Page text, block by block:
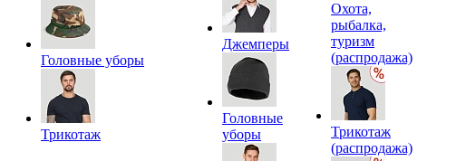
Головные уборы
Трикотаж
Джемперы
Головные
уборы
Охота,
рыбалка,
туризм
(распродажа)
Трикотаж
(распродажа)